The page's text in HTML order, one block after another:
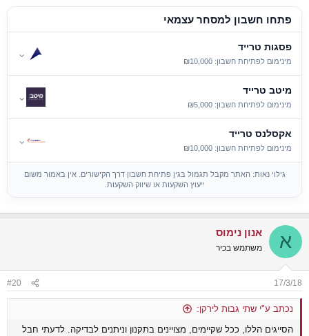
פתחו חשבון למסחר עצמאי
פסגות טרייד
מינימום לפתיחת חשבון: ₪10,000
⌄
מיטב טרייד
מינימום לפתיחת חשבון: ₪5,000
⌄
אקסלנס טרייד
מינימום לפתיחת חשבון: ₪10,000
⌄
גילוי נאות: האתר מקבל תגמול בגין פתיחת חשבון דרך הקישורים. אין באמור משום
ייעוץ השקעות או שיווק השקעות.
א אנון נימוס
משתמש בכיר
17/3/18
#20
נכתב ע"י שתי גבות לירקן:
הסייגים הללו, ככל שקיימים, מצויינים בתקנון וניתנים לבדיקה. לדעתי חבל